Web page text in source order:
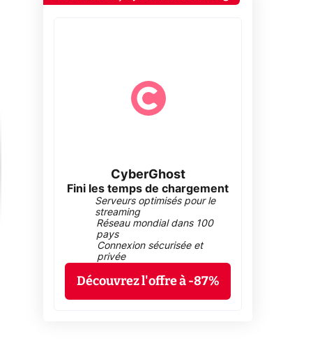
CyberGhost
Fini les temps de chargement
Serveurs optimisés pour le
streaming
Réseau mondial dans 100
pays
Connexion sécurisée et
privée
Découvrez l'offre à -87%